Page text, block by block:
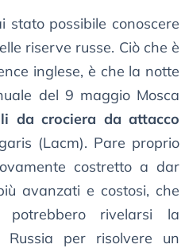
stato possibile conoscere
riserve russe. Ciò che è
inglese, è che la notte
del 9 maggio Mosca
da crociera da attacco
(Lacm). Pare proprio
costretto a dar
avanzati e costosi, che
potrebbero rivelarsi la
Russia per risolvere un